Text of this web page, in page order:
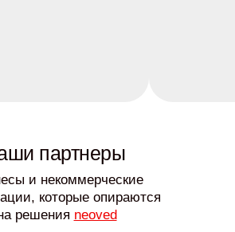
партнеры
и некоммерческие
которые опираются
решения neoved